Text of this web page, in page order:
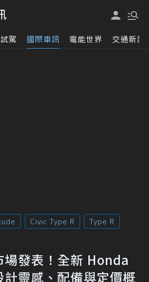
駕 國際車訊 電能世界 交通新訊
Civic Type R
Type R
場發表！全新 Honda
靈感、配備與定價概